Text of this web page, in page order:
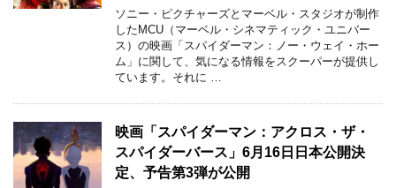
ソニー・ピクチャーズとマーベル・スタジオが制作
したMCU（マーベル・シネマティック・ユニバー
ス）の映画「スパイダーマン：ノー・ウェイ・ホー
ム」に関して、気になる情報をスクーパーが提供し
ています。それに …
映画「スパイダーマン：アクロス・ザ・
スパイダーバース」6月16日日本公開決
定、予告第3弾が公開